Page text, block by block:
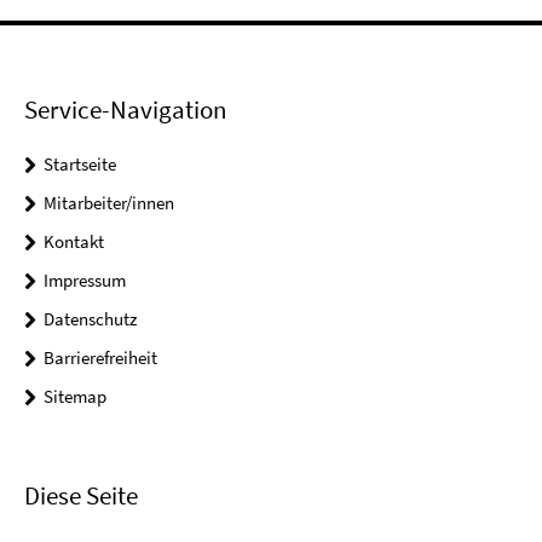
Service-Navigation
Startseite
Mitarbeiter/innen
Kontakt
Impressum
Datenschutz
Barrierefreiheit
Sitemap
Diese Seite